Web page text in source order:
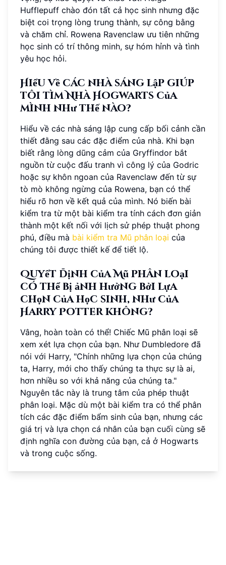
Hufflepuff chào đón tất cả học sinh nhưng đặc
biệt coi trọng lòng trung thành, sự công bằng
và chăm chỉ. Rowena Ravenclaw ưu tiên những
học sinh có trí thông minh, sự hóm hỉnh và tình
yêu học hỏi.
Hiểu về các nhà sáng lập giúp
tôi tìm Nhà Hogwarts của
mình như thế nào?
Hiểu về các nhà sáng lập cung cấp bối cảnh cần
thiết đằng sau các đặc điểm của nhà. Khi bạn
biết rằng lòng dũng cảm của Gryffindor bắt
nguồn từ cuộc đấu tranh vì công lý của Godric
hoặc sự khôn ngoan của Ravenclaw đến từ sự
tò mò không ngừng của Rowena, bạn có thể
hiểu rõ hơn về kết quả của mình. Nó biến bài
kiểm tra từ một bài kiểm tra tính cách đơn giản
thành một kết nối với lịch sử phép thuật phong
phú, điều mà bài kiểm tra Mũ phân loại của
chúng tôi được thiết kế để tiết lộ.
Quyết định của Mũ phân loại
có thể bị ảnh hưởng bởi lựa
chọn của học sinh, như của
Harry Potter không?
Vâng, hoàn toàn có thể! Chiếc Mũ phân loại sẽ
xem xét lựa chọn của bạn. Như Dumbledore đã
nói với Harry, "Chính những lựa chọn của chúng
ta, Harry, mới cho thấy chúng ta thực sự là ai,
hơn nhiều so với khả năng của chúng ta."
Nguyên tắc này là trung tâm của phép thuật
phân loại. Mặc dù một bài kiểm tra có thể phân
tích các đặc điểm bẩm sinh của bạn, nhưng các
giá trị và lựa chọn cá nhân của bạn cuối cùng sẽ
định nghĩa con đường của bạn, cả ở Hogwarts
và trong cuộc sống.